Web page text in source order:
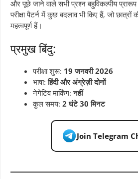
और पूछे जाने वाले सभी प्रश्न बहुविकल्पीय
परीक्षा पैटर्न में कुछ बदलाव भी किए हैं, जो छात्रों
महत्वपूर्ण हैं।
प्रमुख बिंदु:
परीक्षा शुरू: 19 जनवरी 2026
भाषा:हिंदी और अंग्रेज़ी दोनों
नेगेटिव मार्किंग:नहीं
कुल समय: 2 घंटे 30 मिनट
Join Telegram